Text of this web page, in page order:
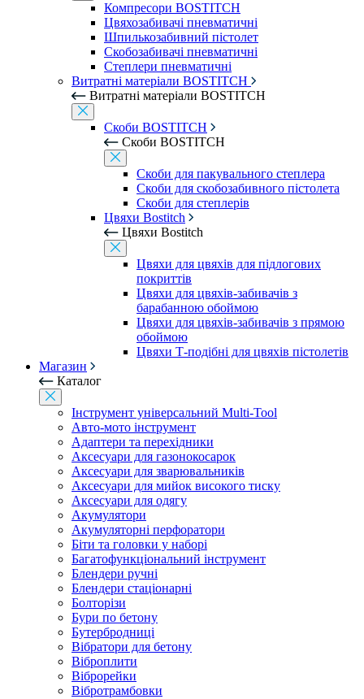
Компресори BOSTITCH
Цвяхозабивачі пневматичні
Шпилькозабивний пістолет
Скобозабивачі пневматичні
Степлери пневматичні
Витратні матеріали BOSTITCH
Витратні матеріали BOSTITCH
Скоби BOSTITCH
Скоби BOSTITCH
Скоби для пакувального степлера
Скоби для скобозабивного пістолета
Скоби для степлерів
Цвяхи Bostitch
Цвяхи Bostitch
Цвяхи для цвяхів для підлогових
покриттів
Цвяхи для цвяхів-забивачів з
барабанною обоймою
Цвяхи для цвяхів-забивачів з прямою
обоймою
Цвяхи Т-подібні для цвяхів пістолетів
Магазин
Каталог
Інструмент універсальний Multi-Tool
Авто-мото інструмент
Адаптери та перехідники
Аксесуари для газонокосарок
Аксесуари для зварювальників
Аксесуари для мийок високого тиску
Аксесуари для одягу
Акумулятори
Акумуляторні перфоратори
Біти та головки у наборі
Багатофункціональний інструмент
Блендери ручні
Блендери стаціонарні
Болторізи
Бури по бетону
Бутербродниці
Вібратори для бетону
Віброплити
Віброрейки
Вібротрамбовки